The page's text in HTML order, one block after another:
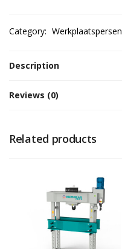
Category: Werkplaatspersen
Description
Reviews (0)
Related products